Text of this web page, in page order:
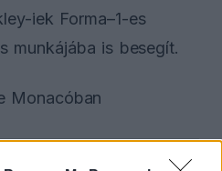
iek Forma–1-es
munkájába is besegít.
Monacóban